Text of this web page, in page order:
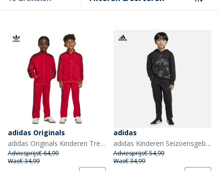
adidas Originals
adidas Originals Kinderen Trefoil Firebird Trainingspak Better Scarlet/Zwart
Adviesprijs€ 64,99
Was€ 34,99
adidas
adidas Kinderen Seizoensgebonden Essentials Camouflage Trainingspak Zwart/Carbon
Adviesprijs€ 54,99
Was€ 34,99